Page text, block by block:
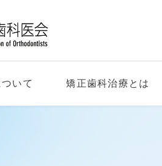
いて 矯正歯科治療とは